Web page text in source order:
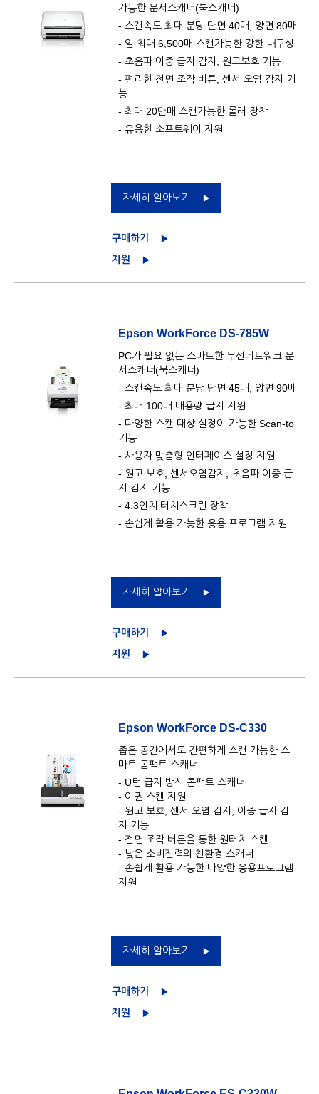
가능한 문서스캐너(북스캐너)
- 스캔속도 최대 분당 단면 40매, 양면 80매
- 일 최대 6,500매 스캔가능한 강한 내구성
- 초음파 이중 급지 감지, 원고보호 기능
- 편리한 전면 조작 버튼, 센서 오염 감지 기
능
- 최대 20만매 스캔가능한 롤러 장착
- 유용한 소프트웨어 지원
자세히 알아보기
구매하기
지원
Epson WorkForce DS-785W
PC가 필요 없는 스마트한 무선네트워크 문
서스캐너(북스캐너)
- 스캔속도 최대 분당 단면 45매, 양면 90매
- 최대 100매 대용량 급지 지원
- 다양한 스캔 대상 설정이 가능한 Scan-to
기능
- 사용자 맞춤형 인터페이스 설정 지원
- 원고 보호, 센서오염감지, 초음파 이중 급
지 감지 기능
- 4.3인치 터치스크린 장착
- 손쉽게 활용 가능한 응용 프로그램 지원
자세히 알아보기
구매하기
지원
Epson WorkForce DS-C330
좁은 공간에서도 간편하게 스캔 가능한 스
마트 콤팩트 스캐너
- U턴 급지 방식 콤팩트 스캐너
- 여권 스캔 지원
- 원고 보호, 센서 오염 감지, 이중 급지 감
지 기능
- 전면 조작 버튼을 통한 원터치 스캔
- 낮은 소비전력의 친환경 스캐너
- 손쉽게 활용 가능한 다양한 응용프로그램
지원
자세히 알아보기
구매하기
지원